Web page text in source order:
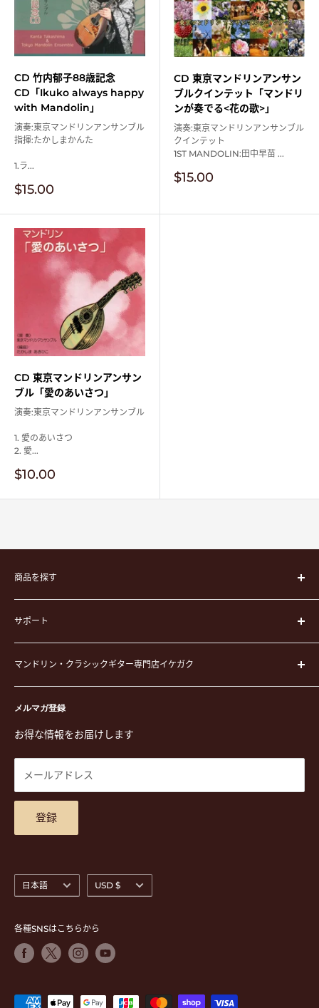
CD 竹内郁子88歳記念
CD「Ikuko always happy
with Mandolin」
演奏:東京マンドリンアンサンブル
指揮:たかしまかんた
1.ラ...
販
価
格
$15.00
CD 東京マンドリンアンサン
ブルクインテット「マンドリ
ンが奏でる<花の歌>」
演奏:東京マンドリンアンサンブル
クインテット
1ST MANDOLIN:田中早苗 ...
販
格
$15.00
CD 東京マンドリンアンサン
ブル「愛のあいさつ」
演奏:東京マンドリンアンサンブル
1. 愛のあいさつ
2. 愛...
販
価
$10.00
商品を探す
楽器
楽器ケース
弦
ピック
演奏用品
ステーショナリー&アクセサリー
楽譜
DVD
チケット
楽器レンタル
サポート
運営会社
イケガクについて
お買い物ガイド
特定商取引法に基づく表示
プライバシーポリシー
商品検索
お問合せ
アクセスマップ
メルマガ登録
お得な情報をお届けします
メールアドレス
登録
マンドリン・クラシックギター専門店イケガク
〒171-0021 東京都豊島区西池袋3-23-5 芦沢ビル2F
TEL. 03-5952-1391 / FAX. 03-5952-1392
営業時間 月-水,金,土 11:00-19:00 / 日,祝 11:00-18:00 (木曜定
休)
語
日本語
貨
USD $
各種SNSはこちらから